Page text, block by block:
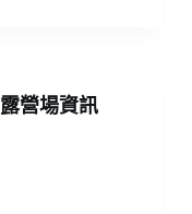
營場資訊